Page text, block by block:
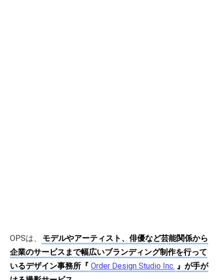
OPSは、
モデルやアーティスト、俳優など芸能関係から
企業のサービスまで幅広いブランディング制作を行って
いるデザイン事務所『 Order Design Studio Inc. 』が手が